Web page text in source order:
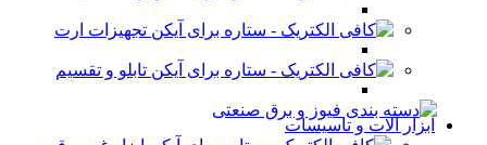
تجهیزات ارت
تابلو و تقسیم
ابزار آلات و تاسیسات